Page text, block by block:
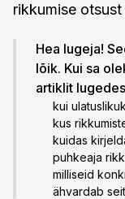
rikkumise
Hea lugeja!
lõik. Kui sa
artiklit
kui
kus
kuidas
puhkeaja
milliseid
ähvardab